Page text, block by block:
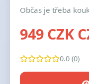
Občas je třeba
949 CZK
0.0 (0)